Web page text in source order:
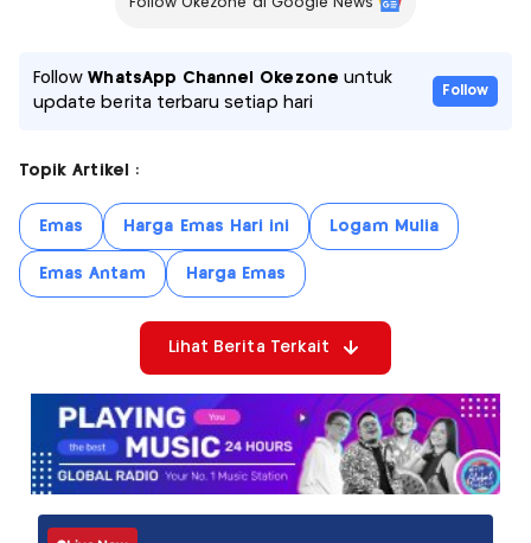
FollowWhatsApp Channel Okezone untuk
update berita terbaru setiap hari
Follow
Topik Artikel :
Emas Harga Emas Hari ini Logam Mulia
Emas Antam Harga Emas
Lihat Berita Terkait